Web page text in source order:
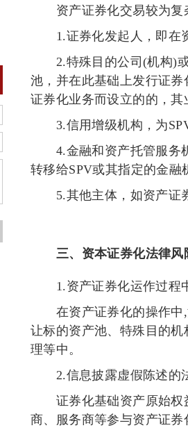
资产证券化交易较为复
1.证券化发起人，即在
2.特殊目的公司(机构)
池，并在此基础上发行证券
证券化业务而设立的的，其
3.信用增级机构，为
4.金融和资产托管服务
转移给SPV或其指定的金融
5.其他主体，如资产证
三、资本证券化法律风
1.资产证券化运作过程
在资产证券化的操作中 ,
让标的资产池、特殊目的机
理等中。
2.信息披露虚假陈述的
证券化基础资产原始权
商、服务商等参与资产证